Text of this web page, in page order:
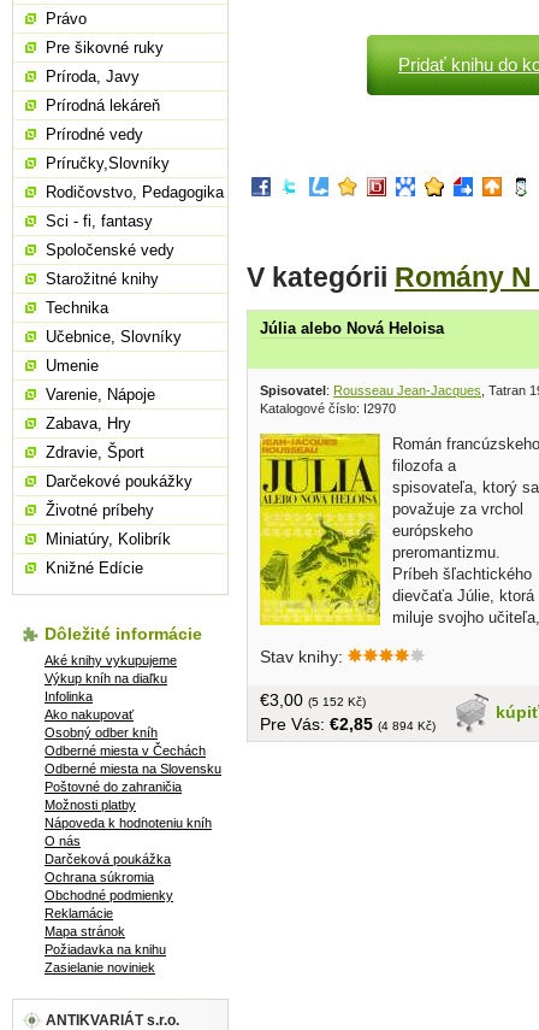
Pridať knihu do
V kategórii Romány N
Júlia alebo Nová Heloisa
Spisovatel: Rousseau Jean-Jacques , Tatran
Katalogové číslo: I2970
Román francúzskeho
filozofa a
spisovateľa, ktorý sa
považuje za vrchol
európskeho
preromantizmu.
Príbeh šľachtického
dievčaťa Júlie, ktorá
miluje svojho učiteľa,
vydať sa za starého šľachtica. Po
starého šľachtica a opäť vzplanie medzi
ním a Júliou stará láska. Júliin mravný
úpadok zachráni náhoda.... obal, tvrdá
Stav knihy:
kúpiť
€3,00 (5 152 Kč)
Pre Vás: €2,85 (4 894 Kč)
Právo
Pre šikovné ruky
Príroda, Javy
Prírodná lekáreň
Prírodné vedy
Príručky,Slovníky
Rodičovstvo, Pedagogika
Sci - fi, fantasy
Spoločenské vedy
Starožitné knihy
Technika
Učebnice, Slovníky
Umenie
Varenie, Nápoje
Zabava, Hry
Zdravie, Šport
Darčekové poukážky
Životné príbehy
Miniatúry, Kolibrík
Knižné Edície
Dôležité informácie
Aké knihy vykupujeme
Výkup kníh na diaľku
Infolinka
Ako nakupovať
Osobný odber kníh
Odberné miesta v Čechách
Odberné miesta na Slovensku
Poštovné do zahraničia
Možnosti platby
Nápoveda k hodnoteniu kníh
O nás
Darčeková poukážka
Ochrana súkromia
Obchodné podmienky
Reklamácie
Mapa stránok
Požiadavka na knihu
Zasielanie noviniek
ANTIKVARIÁT s.r.o.